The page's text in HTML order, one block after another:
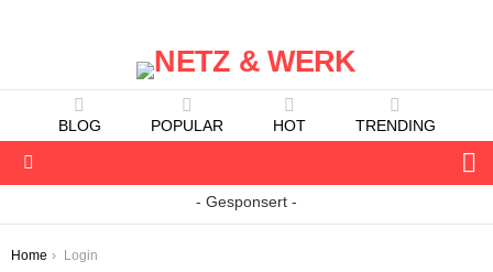
BLOG POPULAR HOT TRENDING
- Gesponsert -
You are here:
Home Login